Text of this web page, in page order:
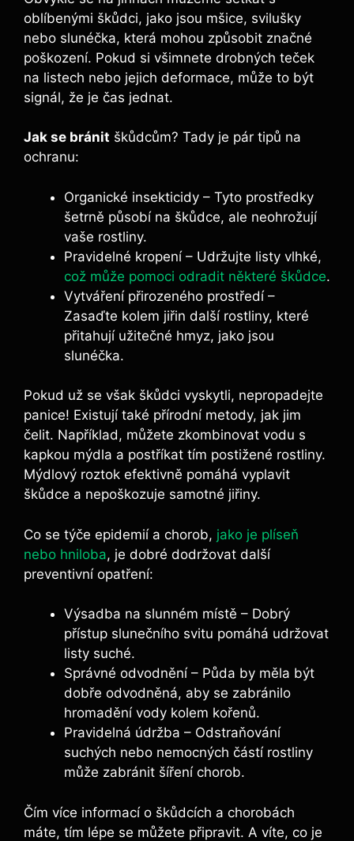
oblíbenými škůdci, jako jsou mšice, svilušky
nebo slunéčka, která mohou způsobit značné
poškození. Pokud si všimnete drobných teček
na listech nebo jejich deformace, může to být
signál, že je čas jednat.
Jak se bránit škůdcům? Tady je pár tipů na
ochranu:
Organické insekticidy – Tyto prostředky
šetrně působí na škůdce, ale neohrožují
vaše rostliny.
Pravidelné kropení – Udržujte listy vlhké,
což může pomoci odradit některé škůdce.
Vytváření přirozeného prostředí –
Zasaďte kolem jiřin další rostliny, které
přitahují užitečné hmyz, jako jsou
slunéčka.
Pokud už se však škůdci vyskytli, nepropadejte
panice! Existují také přírodní metody, jak jim
čelit. Například, můžete zkombinovat vodu s
kapkou mýdla a postříkat tím postižené rostliny.
Mýdlový roztok efektivně pomáhá vyplavit
škůdce a nepoškozuje samotné jiřiny.
Co se týče epidemií a chorob, jako je plíseň
nebo hniloba, je dobré dodržovat další
preventivní opatření:
Výsadba na slunném místě – Dobrý
přístup slunečního svitu pomáhá udržovat
listy suché.
Správné odvodnění – Půda by měla být
dobře odvodněná, aby se zabránilo
hromadění vody kolem kořenů.
Pravidelná údržba – Odstraňování
suchých nebo nemocných částí rostliny
může zabránit šíření chorob.
Čím více informací o škůdcích a chorobách
máte, tím lépe se můžete připravit. A víte, co je